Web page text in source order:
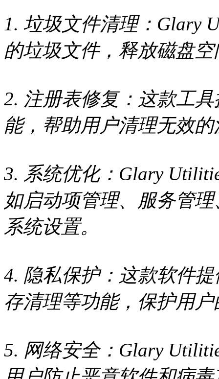
1. 垃圾文件清理：Glary
的垃圾文件，释放磁盘
2. 注册表修复：这款工
能，帮助用户清理无效
3. 系统优化：Glary
如启动项管理、服务管
系统设置。
4. 隐私保护：这款软件
存清理等功能，保护用
5. 网络安全：Glary